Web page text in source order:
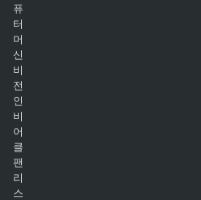
퓨
터
머
신
비
전
인
비
어
클
팬
리
스